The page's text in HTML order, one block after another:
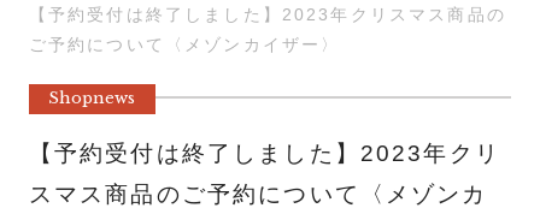
【予約受付は終了しました】2023年クリスマス商品の
ご予約について〈メゾンカイザー〉
Shopnews
【予約受付は終了しました】2023年クリ
スマス商品のご予約について〈メゾンカ